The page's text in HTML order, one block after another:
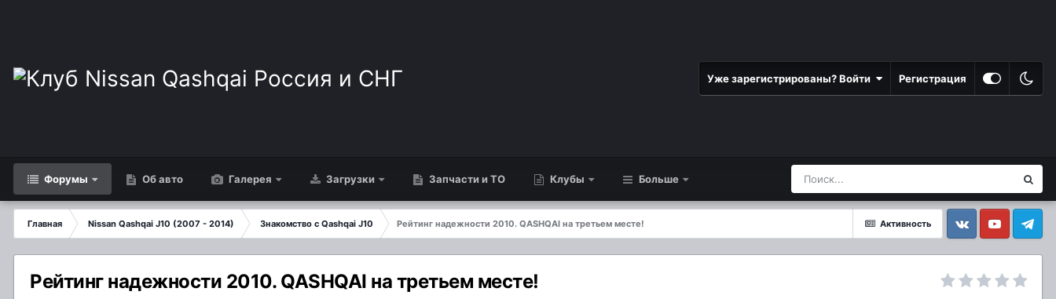
Уже зарегистрированы? Войти Регистрация
Форумы Об авто Галерея Загрузки Запчасти и ТО Клубы Больше
Активность
Главная Nissan Qashqai J10 (2007 - 2014) Знакомство с Qashqai J10
Рейтинг надежности 2010. QASHQAI на третьем месте!
VkontakteYouTube Telegram
Рейтинг надежности 2010. QASHQAI на третьем месте!